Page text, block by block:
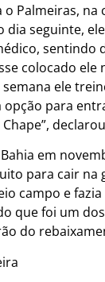
o Palmeiras,
dia seguinte,
sentindo
colocado ele
semana ele
opção para
em
para cair na
campo e
que foi um
do